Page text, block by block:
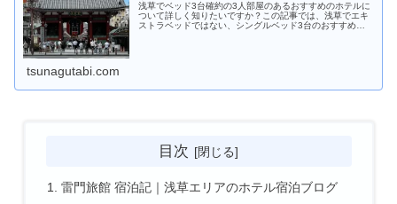
浅草でベッド3台確約の3人部屋のあるおすすめのホテルに
ついて詳しく知りたいですか？この記事では、浅草でエキ
ストラベッドではない、シングルベッド3台のおすすめホ
tsunagutabi.com
目次
雷門旅館 宿泊記｜浅草エリアのホテル宿泊ブログ